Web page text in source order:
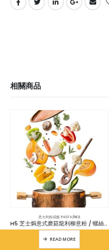
相關商品
意大利粉或飯 PASTA/RICE
H5 芝士焗意式磨菇龍利柳意粉 / 螺絲粉 / 長通粉 /飯 (5磅)
READ MORE